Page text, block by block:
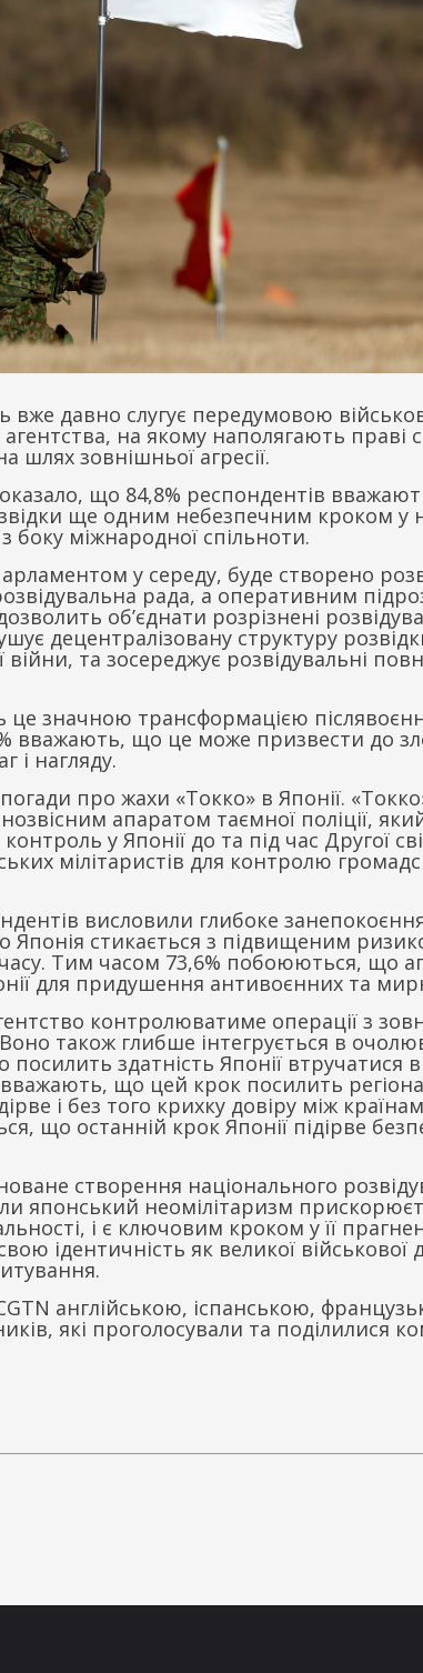
давно слугує передумовою
на якому наполягають праві
шлях зовнішньої агресії.
що 84,8% респондентів
ще одним небезпечним кроком у
боку міжнародної спільноти.
у середу, буде створено
рада, а оперативним
об’єднати розрізнені
децентралізовану структуру
війни, та зосереджує розвідувальні
значною трансформацією
вважають, що це може призвести до
і нагляду.
про жахи «Токко» в Японії.
апаратом таємної поліції,
у Японії до та під час Другої
мілітаристів для контролю
висловили глибоке
Японія стикається з підвищеним
Тим часом 73,6% побоюються, що
для придушення антивоєнних та
контролюватиме операції з
Воно також глибше інтегрується в
здатність Японії втручатися в
що цей крок посилить
і без того крихку довіру між
що останній крок Японії підірве
створення національного
японський неомілітаризм
і є ключовим кроком у її
ідентичність як великої
англійською, іспанською,
які проголосували та поділилися